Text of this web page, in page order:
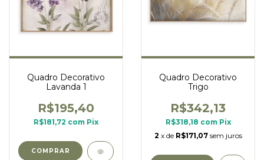
Quadro Decorativo
Lavanda 1
R$195,40
R$181,72 com Pix
COMPRAR
Quadro Decorativo
Trigo
R$342,13
R$318,18 com Pix
2 x de R$171,07 sem juros